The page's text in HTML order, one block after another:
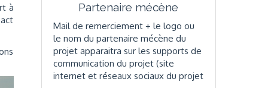
à
Partenaire mécène
Mail de remerciement + le logo ou
le nom du partenaire mécène du
projet apparaitra sur les supports de
communication du projet (site
internet et réseaux sociaux du projet